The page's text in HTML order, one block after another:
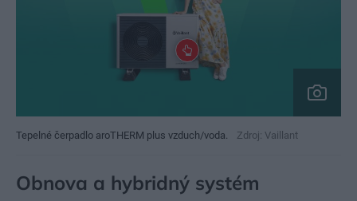
Tepelné čerpadlo aroTHERM plus vzduch/voda. Zdroj: Vaillant
Obnova a hybridný systém